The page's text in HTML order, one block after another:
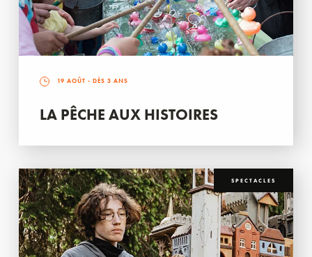
19 AOÛT - DÈS 3 ANS
LA PÊCHE AUX HISTOIRES
SPECTACLES